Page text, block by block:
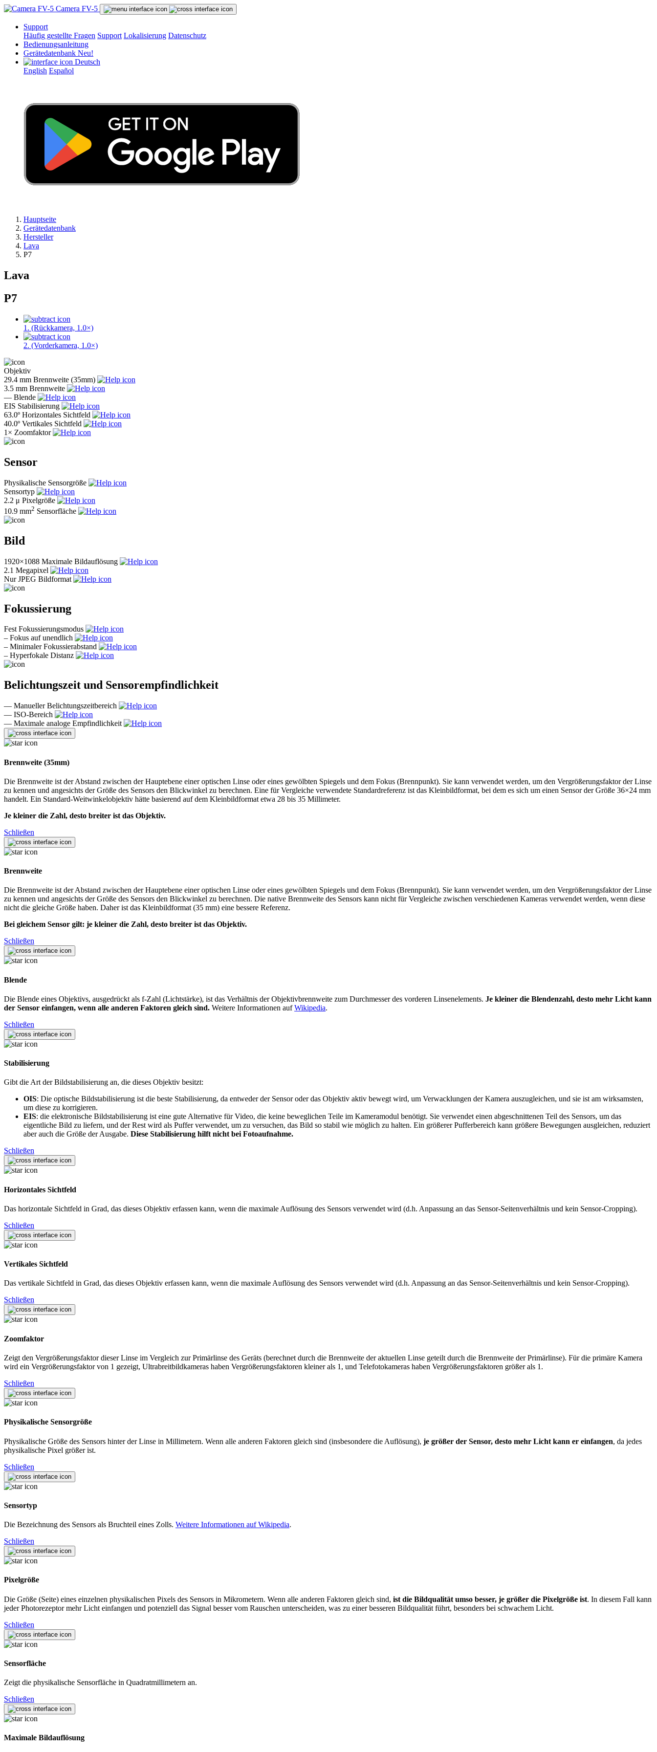
Camera FV-5
Support
Häufig gestellte Fragen Support Lokalisierung Datenschutz
Bedienungsanleitung
Gerätedatenbank Neu!
Deutsch
English Español
Hauptseite
Gerätedatenbank
Hersteller
Lava
P7
Lava
P7
1. (Rückkamera, 1.0×)
2. (Vorderkamera, 1.0×)
Objektiv
29.4 mm Brennweite (35mm)
3.5 mm Brennweite
— Blende
EIS Stabilisierung
63.0º Horizontales Sichtfeld
40.0º Vertikales Sichtfeld
1× Zoomfaktor
Sensor
Physikalische Sensorgröße
Sensortyp
2.2 μ Pixelgröße
10.9 mm2 Sensorfläche
Bild
1920×1088 Maximale Bildauflösung
2.1 Megapixel
Nur JPEG Bildformat
Fokussierung
FestFokussierungsmodus
– Fokus auf unendlich
– Minimaler Fokussierabstand
– Hyperfokale Distanz
Belichtungszeit und Sensorempfindlichkeit
— Manueller Belichtungszeitbereich
— ISO-Bereich
— Maximale analoge Empfindlichkeit
Brennweite (35mm)
Die Brennweite ist der Abstand zwischen der Hauptebene einer optischen Linse oder eines gewölbten Spiegels und dem Fokus (Brennpunkt). Sie kann verwendet werden, um den Vergrößerungsfaktor der Linse
zu kennen und angesichts der Größe des Sensors den Blickwinkel zu berechnen. Eine für Vergleiche verwendete Standardreferenz ist das Kleinbildformat, bei dem es sich um einen Sensor der Größe 36×24 mm
handelt. Ein Standard-Weitwinkelobjektiv hätte basierend auf dem Kleinbildformat etwa 28 bis 35 Millimeter.
Je kleiner die Zahl, desto breiter ist das Objektiv.
Schließen
Brennweite
Die Brennweite ist der Abstand zwischen der Hauptebene einer optischen Linse oder eines gewölbten Spiegels und dem Fokus (Brennpunkt). Sie kann verwendet werden, um den Vergrößerungsfaktor der Linse
zu kennen und angesichts der Größe des Sensors den Blickwinkel zu berechnen. Die native Brennweite des Sensors kann nicht für Vergleiche zwischen verschiedenen Kameras verwendet werden, wenn diese
nicht die gleiche Größe haben. Daher ist das Kleinbildformat (35 mm) eine bessere Referenz.
Bei gleichem Sensor gilt: je kleiner die Zahl, desto breiter ist das Objektiv.
Schließen
Blende
Die Blende eines Objektivs, ausgedrückt als f-Zahl (Lichtstärke), ist das Verhältnis der Objektivbrennweite zum Durchmesser des vorderen Linsenelements. Je kleiner die Blendenzahl, desto mehr Licht kann
der Sensor einfangen, wenn alle anderen Faktoren gleich sind. Weitere Informationen aufWikipedia.
Schließen
Stabilisierung
Gibt die Art der Bildstabilisierung an, die dieses Objektiv besitzt:
OIS: Die optische Bildstabilisierung ist die beste Stabilisierung, da entweder der Sensor oder das Objektiv aktiv bewegt wird, um Verwacklungen der Kamera auszugleichen, und sie ist am wirksamsten,
um diese zu korrigieren.
EIS: die elektronische Bildstabilisierung ist eine gute Alternative für Video, die keine beweglichen Teile im Kameramodul benötigt. Sie verwendet einen abgeschnittenen Teil des Sensors, um das
eigentliche Bild zu liefern, und der Rest wird als Puffer verwendet, um zu versuchen, das Bild so stabil wie möglich zu halten. Ein größerer Pufferbereich kann größere Bewegungen ausgleichen, reduziert
aber auch die Größe der Ausgabe. Diese Stabilisierung hilft nicht bei Fotoaufnahme.
Schließen
Horizontales Sichtfeld
Das horizontale Sichtfeld in Grad, das dieses Objektiv erfassen kann, wenn die maximale Auflösung des Sensors verwendet wird (d.h. Anpassung an das Sensor-Seitenverhältnis und kein Sensor-Cropping).
Schließen
Vertikales Sichtfeld
Das vertikale Sichtfeld in Grad, das dieses Objektiv erfassen kann, wenn die maximale Auflösung des Sensors verwendet wird (d.h. Anpassung an das Sensor-Seitenverhältnis und kein Sensor-Cropping).
Schließen
Zoomfaktor
Zeigt den Vergrößerungsfaktor dieser Linse im Vergleich zur Primärlinse des Geräts (berechnet durch die Brennweite der aktuellen Linse geteilt durch die Brennweite der Primärlinse). Für die primäre Kamera
wird ein Vergrößerungsfaktor von 1 gezeigt, Ultrabreitbildkameras haben Vergrößerungsfaktoren kleiner als 1, und Telefotokameras haben Vergrößerungsfaktoren größer als 1.
Schließen
Physikalische Sensorgröße
Physikalische Größe des Sensors hinter der Linse in Millimetern. Wenn alle anderen Faktoren gleich sind (insbesondere die Auflösung), je größer der Sensor, desto mehr Licht kann er einfangen, da jedes
physikalische Pixel größer ist.
Schließen
Sensortyp
Die Bezeichnung des Sensors als Bruchteil eines Zolls. Weitere Informationen auf Wikipedia.
Schließen
Pixelgröße
Die Größe (Seite) eines einzelnen physikalischen Pixels des Sensors in Mikrometern. Wenn alle anderen Faktoren gleich sind, ist die Bildqualität umso besser, je größer die Pixelgröße ist. In diesem Fall kann
jeder Photorezeptor mehr Licht einfangen und potenziell das Signal besser vom Rauschen unterscheiden, was zu einer besseren Bildqualität führt, besonders bei schwachem Licht.
Schließen
Sensorfläche
Zeigt die physikalische Sensorfläche in Quadratmillimetern an.
Schließen
Maximale Bildauflösung